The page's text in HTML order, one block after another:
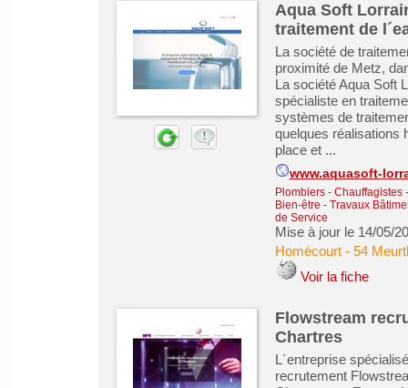
Aqua Soft
traitement de
La société de
proximité de Metz,
La société Aqua Soft
spécialiste en
systèmes de
quelques réalisations
place et ...
www.aquasoft-
Plombiers - Chauffagistes
Bien-être - Travaux
de Service
Mise à jour le 14/05/
Homécourt- 54
Voir la fiche
Flowstream
Chartres
L´entreprise
recrutement